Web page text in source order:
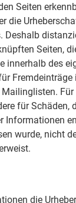
Seiten
die
Deshalb
Seiten,
innerhalb des
für Schäden,
Informationen
wurde, nicht
die